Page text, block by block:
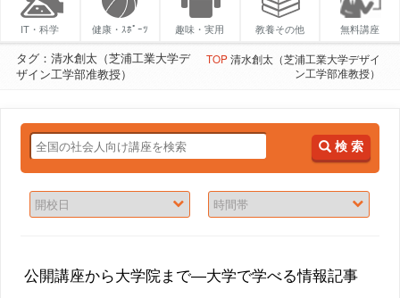
IT・科学 健康・ｽﾎﾟｰﾂ 趣味・実用 教養その他 無料講座
タグ：清水創太（芝浦工業大学デ
ザイン工学部准教授）
TOP清水創太（芝浦工業大学デザイ
ン工学部准教授）
検 索
公開講座から大学院まで―大学で学べる情報記事